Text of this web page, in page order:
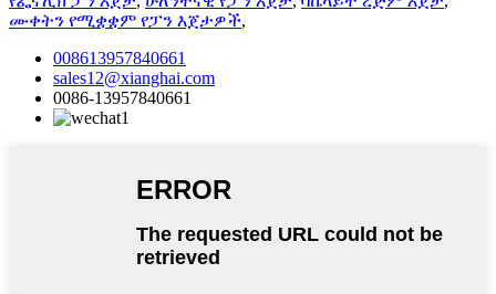
ሙቀትን የሚቋቋም የፓን እጀታዎች,
008613957840661
sales12@xianghai.com
0086-13957840661